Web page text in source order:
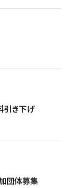
引き下げ
団体募集